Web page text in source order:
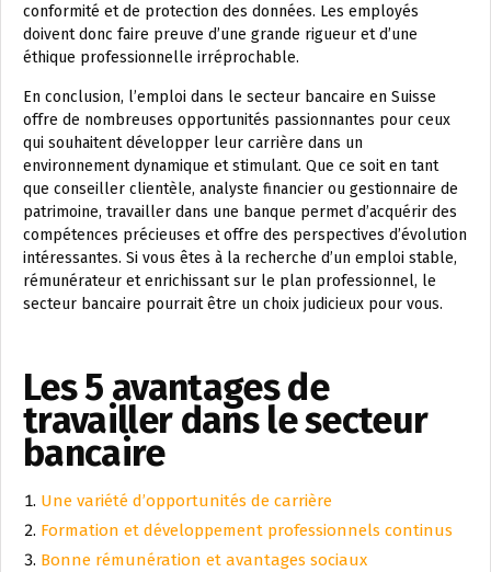
conformité et de protection des données. Les employés
doivent donc faire preuve d’une grande rigueur et d’une
éthique professionnelle irréprochable.
En conclusion, l’emploi dans le secteur bancaire en Suisse
offre de nombreuses opportunités passionnantes pour ceux
qui souhaitent développer leur carrière dans un
environnement dynamique et stimulant. Que ce soit en tant
que conseiller clientèle, analyste financier ou gestionnaire de
patrimoine, travailler dans une banque permet d’acquérir des
compétences précieuses et offre des perspectives d’évolution
intéressantes. Si vous êtes à la recherche d’un emploi stable,
rémunérateur et enrichissant sur le plan professionnel, le
secteur bancaire pourrait être un choix judicieux pour vous.
Les 5 avantages de
travailler dans le secteur
bancaire
Une variété d’opportunités de carrière
Formation et développement professionnels continus
Bonne rémunération et avantages sociaux